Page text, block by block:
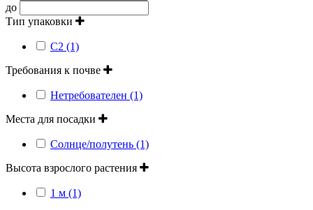
до
Тип упаковки
С2 (1)
Требования к почве
Нетребователен (1)
Места для посадки
Солнце/полутень (1)
Высота взрослого растения
1 м (1)